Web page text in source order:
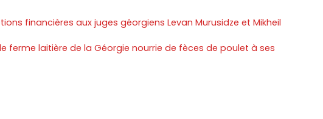
financières aux juges géorgiens Levan Murusidze et Mikheil
ferme laitière de la Géorgie nourrie de fèces de poulet à ses